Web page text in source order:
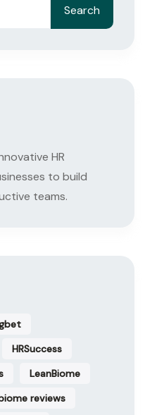
Search
HR
to build
teams.
HRSuccess
LeanBiome
reviews